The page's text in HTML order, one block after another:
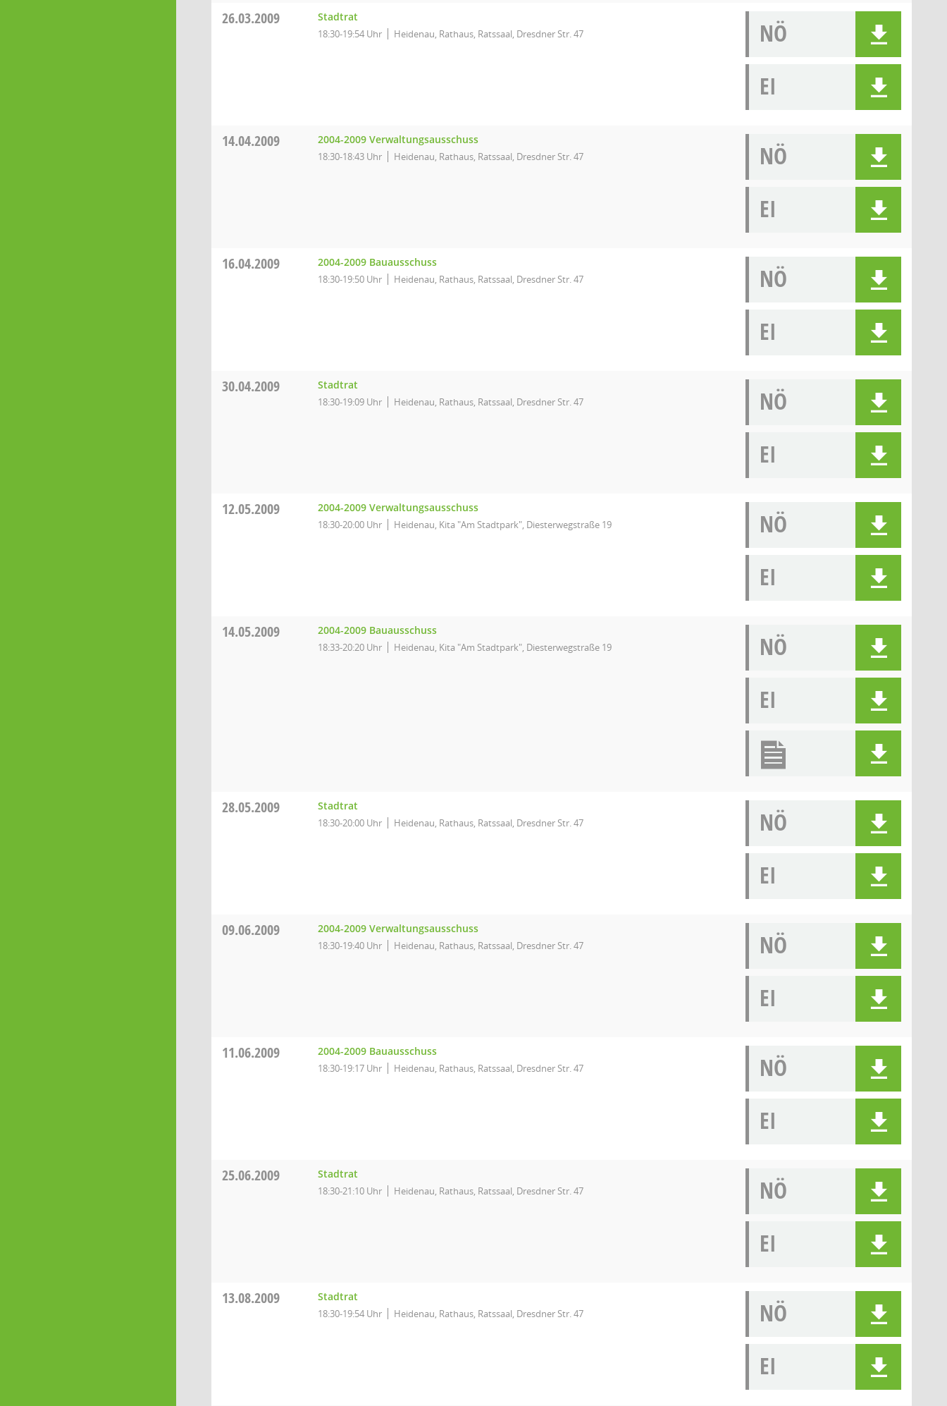
26.03.2009 Stadtrat
18:30-19:54 Uhr Heidenau, Rathaus, Ratssaal, Dresdner Str. 47
NÖ
EI
14.04.2009 2004-2009 Verwaltungsausschuss
18:30-18:43 Uhr Heidenau, Rathaus, Ratssaal, Dresdner Str. 47
NÖ
EI
16.04.2009 2004-2009 Bauausschuss
18:30-19:50 Uhr Heidenau, Rathaus, Ratssaal, Dresdner Str. 47
NÖ
EI
30.04.2009 Stadtrat
18:30-19:09 Uhr Heidenau, Rathaus, Ratssaal, Dresdner Str. 47
NÖ
EI
12.05.2009 2004-2009 Verwaltungsausschuss
18:30-20:00 Uhr Heidenau, Kita "Am Stadtpark", Diesterwegstraße 19
NÖ
EI
14.05.2009 2004-2009 Bauausschuss
18:33-20:20 Uhr Heidenau, Kita "Am Stadtpark", Diesterwegstraße 19
NÖ
EI
28.05.2009 Stadtrat
18:30-20:00 Uhr Heidenau, Rathaus, Ratssaal, Dresdner Str. 47
NÖ
EI
09.06.2009 2004-2009 Verwaltungsausschuss
18:30-19:40 Uhr Heidenau, Rathaus, Ratssaal, Dresdner Str. 47
NÖ
EI
11.06.2009 2004-2009 Bauausschuss
18:30-19:17 Uhr Heidenau, Rathaus, Ratssaal, Dresdner Str. 47
NÖ
EI
25.06.2009 Stadtrat
18:30-21:10 Uhr Heidenau, Rathaus, Ratssaal, Dresdner Str. 47
NÖ
EI
13.08.2009 Stadtrat
18:30-19:54 Uhr Heidenau, Rathaus, Ratssaal, Dresdner Str. 47
NÖ
EI